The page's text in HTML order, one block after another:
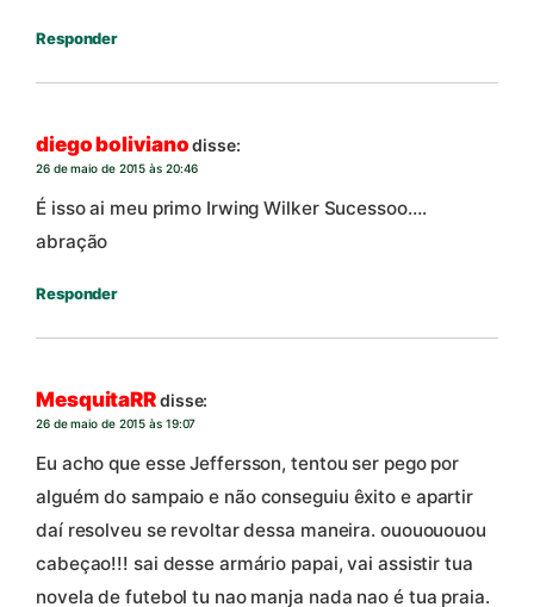
Responder
diego boliviano disse:
26 de maio de 2015 às 20:46
É isso ai meu primo Irwing Wilker Sucessoo….
abração
Responder
MesquitaRRdisse:
26 de maio de 2015 às 19:07
Eu acho que esse Jeffersson, tentou ser pego por
alguém do sampaio e não conseguiu êxito e apartir
daí resolveu se revoltar dessa maneira. ououououou
cabeçao!!! sai desse armário papai, vai assistir tua
novela de futebol tu nao manja nada nao é tua praia.